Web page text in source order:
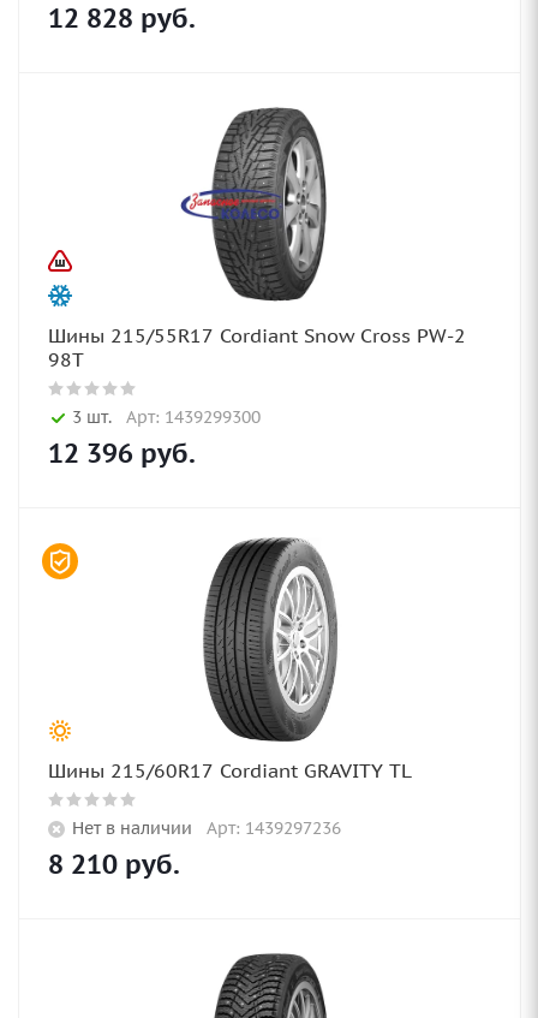
12 828 руб.
Шины 215/55R17 Cordiant Snow Cross PW-2
98T
3 шт. Арт: 1439299300
12 396 руб.
Шины 215/60R17 Cordiant GRAVITY TL
Нет в наличии Арт: 1439297236
8 210 руб.